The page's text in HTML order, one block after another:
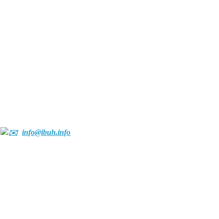
info@ibuh.info